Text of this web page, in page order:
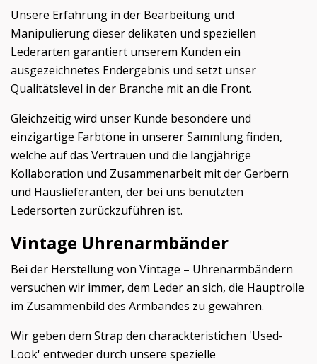
Unsere Erfahrung in der Bearbeitung und
Manipulierung dieser delikaten und speziellen
Lederarten garantiert unserem Kunden ein
ausgezeichnetes Endergebnis und setzt unser
Qualitätslevel in der Branche mit an die Front.
Gleichzeitig wird unser Kunde besondere und
einzigartige Farbtöne in unserer Sammlung finden,
welche auf das Vertrauen und die langjährige
Kollaboration und Zusammenarbeit mit der Gerbern
und Hauslieferanten, der bei uns benutzten
Ledersorten zurückzuführen ist.
Vintage Uhrenarmbänder
Bei der Herstellung von Vintage – Uhrenarmbändern
versuchen wir immer, dem Leder an sich, die Hauptrolle
im Zusammenbild des Armbandes zu gewähren.
Wir geben dem Strap den charackteristichen 'Used-
Look' entweder durch unsere spezielle